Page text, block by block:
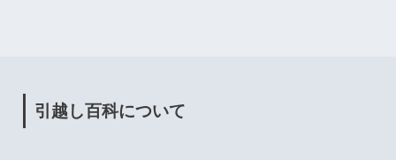
引越し百科について